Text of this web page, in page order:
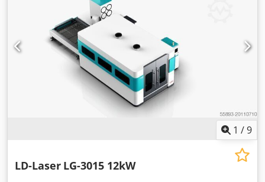
1 /9
LD-Laser LG-3015 12kW